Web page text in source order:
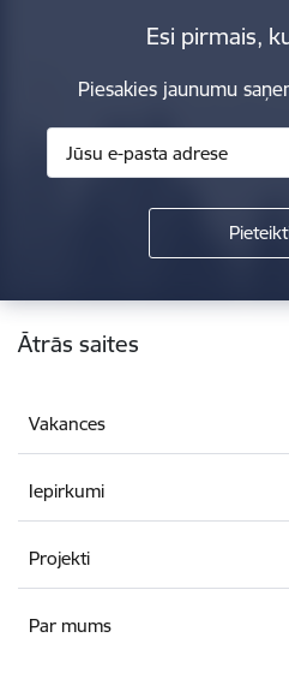
Esi pirmais,
Piesakies jaunumu
Kājene
Ātrās saites
Vakances
Iepirkumi
Projekti
Par mums